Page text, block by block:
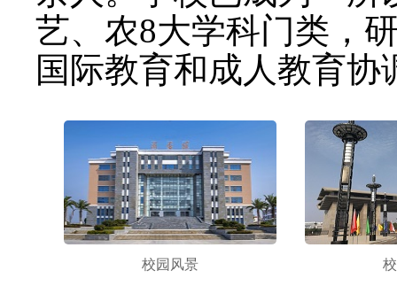
艺、农8大学科门类，
国际教育和成人教育
校园风景